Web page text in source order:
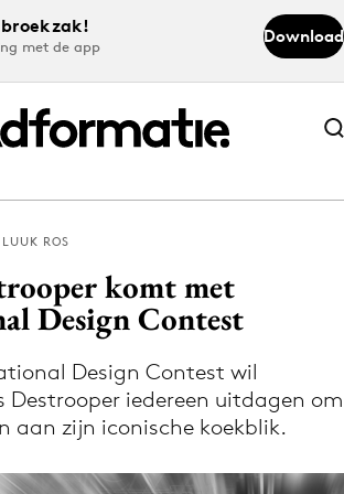
met de app
Download
Abonneer nu
Abonneer nu
Download de app
nieuws via de Adformatie
Nieuws app
LUUK ROS
komt met
Design Contest
Design Contest wil
Destrooper iedereen uitdagen om
aan zijn iconische koekblik.